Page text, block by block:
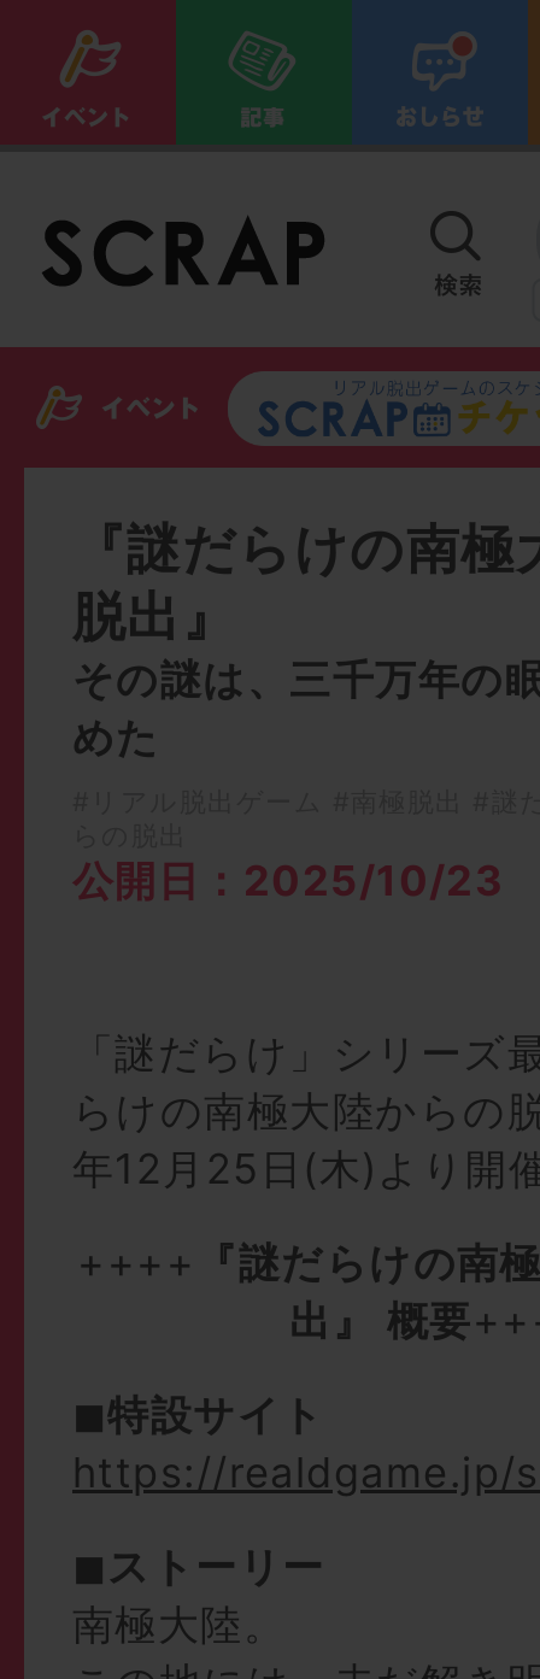
『謎だらけの南
脱出』
その謎は、三千万年の
めた
公開日：2025/10/23
「謎だらけ」シリーズ
らけの南極大陸からの
年12月25日(木)より開
++++
『謎だらけの南
出』 概要
◼︎特設サイト
https://realdgame.jp/
◼︎ストーリー
南極大陸。